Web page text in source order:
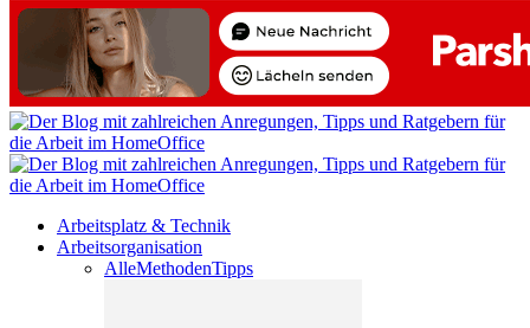
Arbeitsplatz & Technik
Arbeitsorganisation
AlleMethodenTipps